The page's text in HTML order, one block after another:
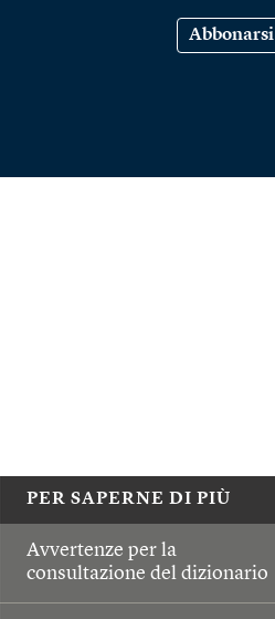
Abbonarsi
PER SAPERNE DI PIÙ
Avvertenze per la
consultazione del dizionario